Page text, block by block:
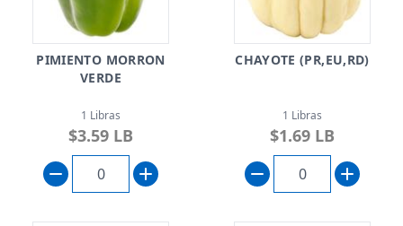
PIMIENTO MORRON
VERDE
1 Libras
$3.59 LB
CHAYOTE (PR,EU,RD)
1 Libras
$1.69 LB